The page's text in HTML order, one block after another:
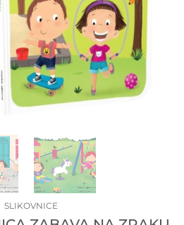
SLIKOVNICE